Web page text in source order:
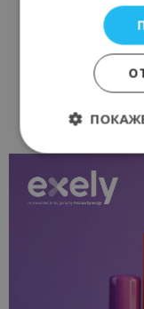
Строго
основната
акаунта.
правилно